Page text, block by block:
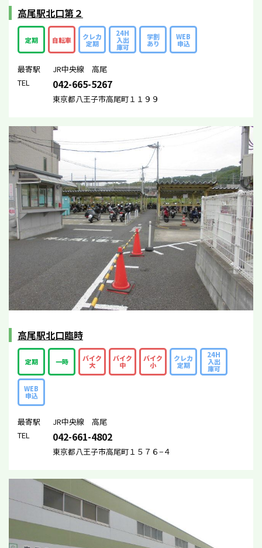
高尾駅北口第２
定期 自転車 クレカ
定期
24H
入出
庫可
学割
あり
WEB
申込
最寄駅
JR中央線 高尾
TEL
042-665-5267
東京都八王子市高尾町１１９９
高尾駅北口臨時
定期 一時 バイク
大
バイク
中
バイク
小
クレカ
定期
24H
入出
庫可
WEB
申込
最寄駅
JR中央線 高尾
TEL
042-661-4802
東京都八王子市高尾町１５７６−４